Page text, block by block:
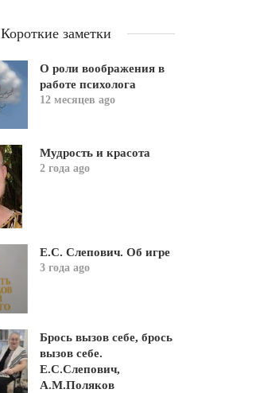
Короткие заметки
О роли воображения в
работе психолога
12 месяцев ago
Мудрость и красота
2 года ago
Е.С. Слепович. Об игре
3 года ago
Брось вызов себе, брось
вызов себе.
Е.С.Слепович,
А.М.Поляков